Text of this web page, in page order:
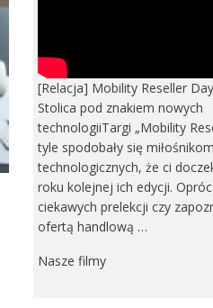
[Relacja] Mobility Reseller
Stolica pod znakiem nowych
technologiiTargi „Mobility
tyle spodobały się
technologicznych, że ci
roku kolejnej ich edycji.
ciekawych prelekcji czy
ofertą handlową …
Nasze filmy